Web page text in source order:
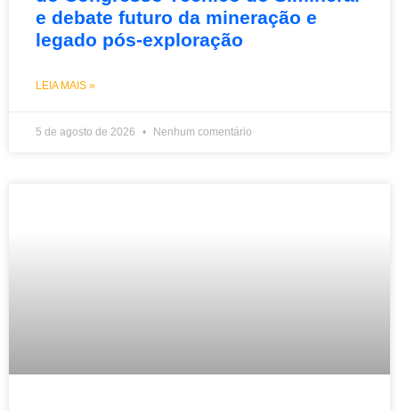
e debate futuro da mineração e
legado pós-exploração
LEIA MAIS »
5 de agosto de 2026 Nenhum comentário